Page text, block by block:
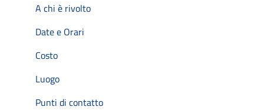
A chi è rivolto
Date e Orari
Costo
Luogo
Punti di contatto